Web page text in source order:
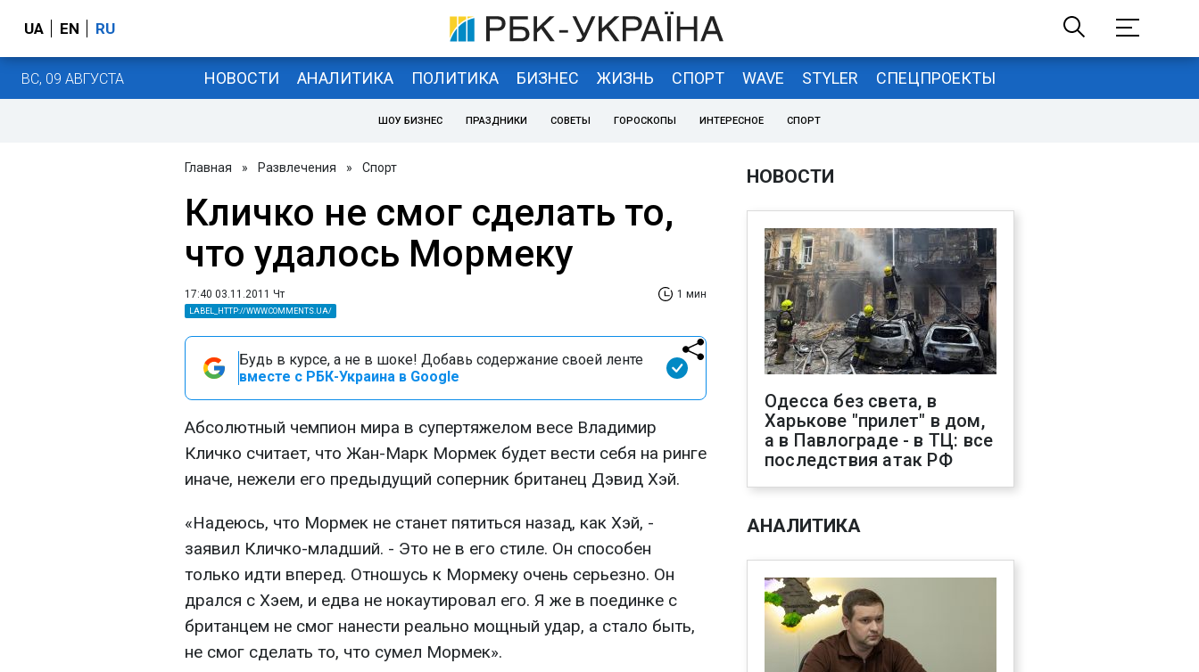
UA EN RU
ВС, 09 АВГУСТА НОВОСТИ АНАЛИТИКА ПОЛИТИКА БИЗНЕС ЖИЗНЬ СПОРТ WAVE STYLER СПЕЦПРОЕКТЫ
ШОУ БИЗНЕС ПРАЗДНИКИ СОВЕТЫ ГОРОСКОПЫ ИНТЕРЕСНОЕ СПОРТ
Главная » Развлечения » Спорт
Кличко не смог сделать то,
что удалось Мормеку
17:40 03.11.2011 Чт 1 мин
LABEL_HTTP://WWW.COMMENTS.UA/
Будь в курсе, а не в шоке! Добавь содержание своей ленте
вместе с РБК-Украина в Google
Абсолютный чемпион мира в супертяжелом весе Владимир
Кличко считает, что Жан-Марк Мормек будет вести себя на ринге
иначе, нежели его предыдущий соперник британец Дэвид Хэй.
«Надеюсь, что Мормек не станет пятиться назад, как Хэй, -
заявил Кличко-младший. - Это не в его стиле. Он способен
только идти вперед. Отношусь к Мормеку очень серьезно. Он
дрался с Хэем, и едва не нокаутировал его. Я же в поединке с
британцем не смог нанести реально мощный удар, а стало быть,
не смог сделать то, что сумел Мормек».
НОВОСТИ
Одесса без света, в
Харькове "прилет" в дом,
а в Павлограде - в ТЦ: все
последствия атак РФ
АНАЛИТИКА